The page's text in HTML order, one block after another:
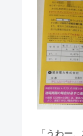
「うわー